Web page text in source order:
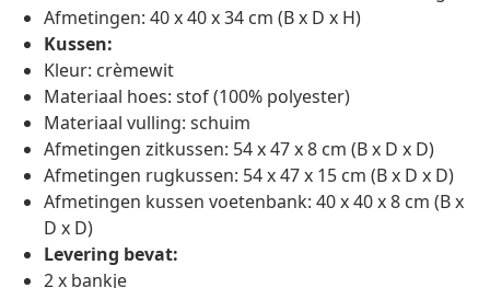
Afmetingen: 40 x 40 x 34 cm (B x D x H)
Kussen:
Kleur: crèmewit
Materiaal hoes: stof (100% polyester)
Materiaal vulling: schuim
Afmetingen zitkussen: 54 x 47 x 8 cm (B x D x D)
Afmetingen rugkussen: 54 x 47 x 15 cm (B x D x D)
Afmetingen kussen voetenbank: 40 x 40 x 8 cm (B x
D x D)
Levering bevat:
2 x bankje